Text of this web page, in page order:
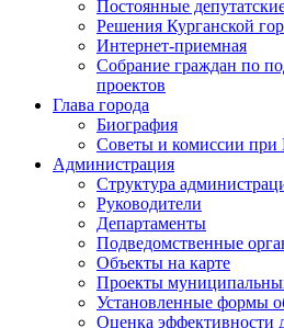
Постоянные
Решения Курганской
Интернет-приемная
Собрание граждан по
проектов
Глава города
Биография
Советы и комиссии при
Администрация
Структура
Руководители
Департаменты
Подведомственные
Объекты на карте
Проекты
Установленные формы
Оценка эффективности